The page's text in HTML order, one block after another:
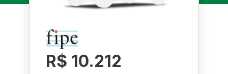
R$ 10.212